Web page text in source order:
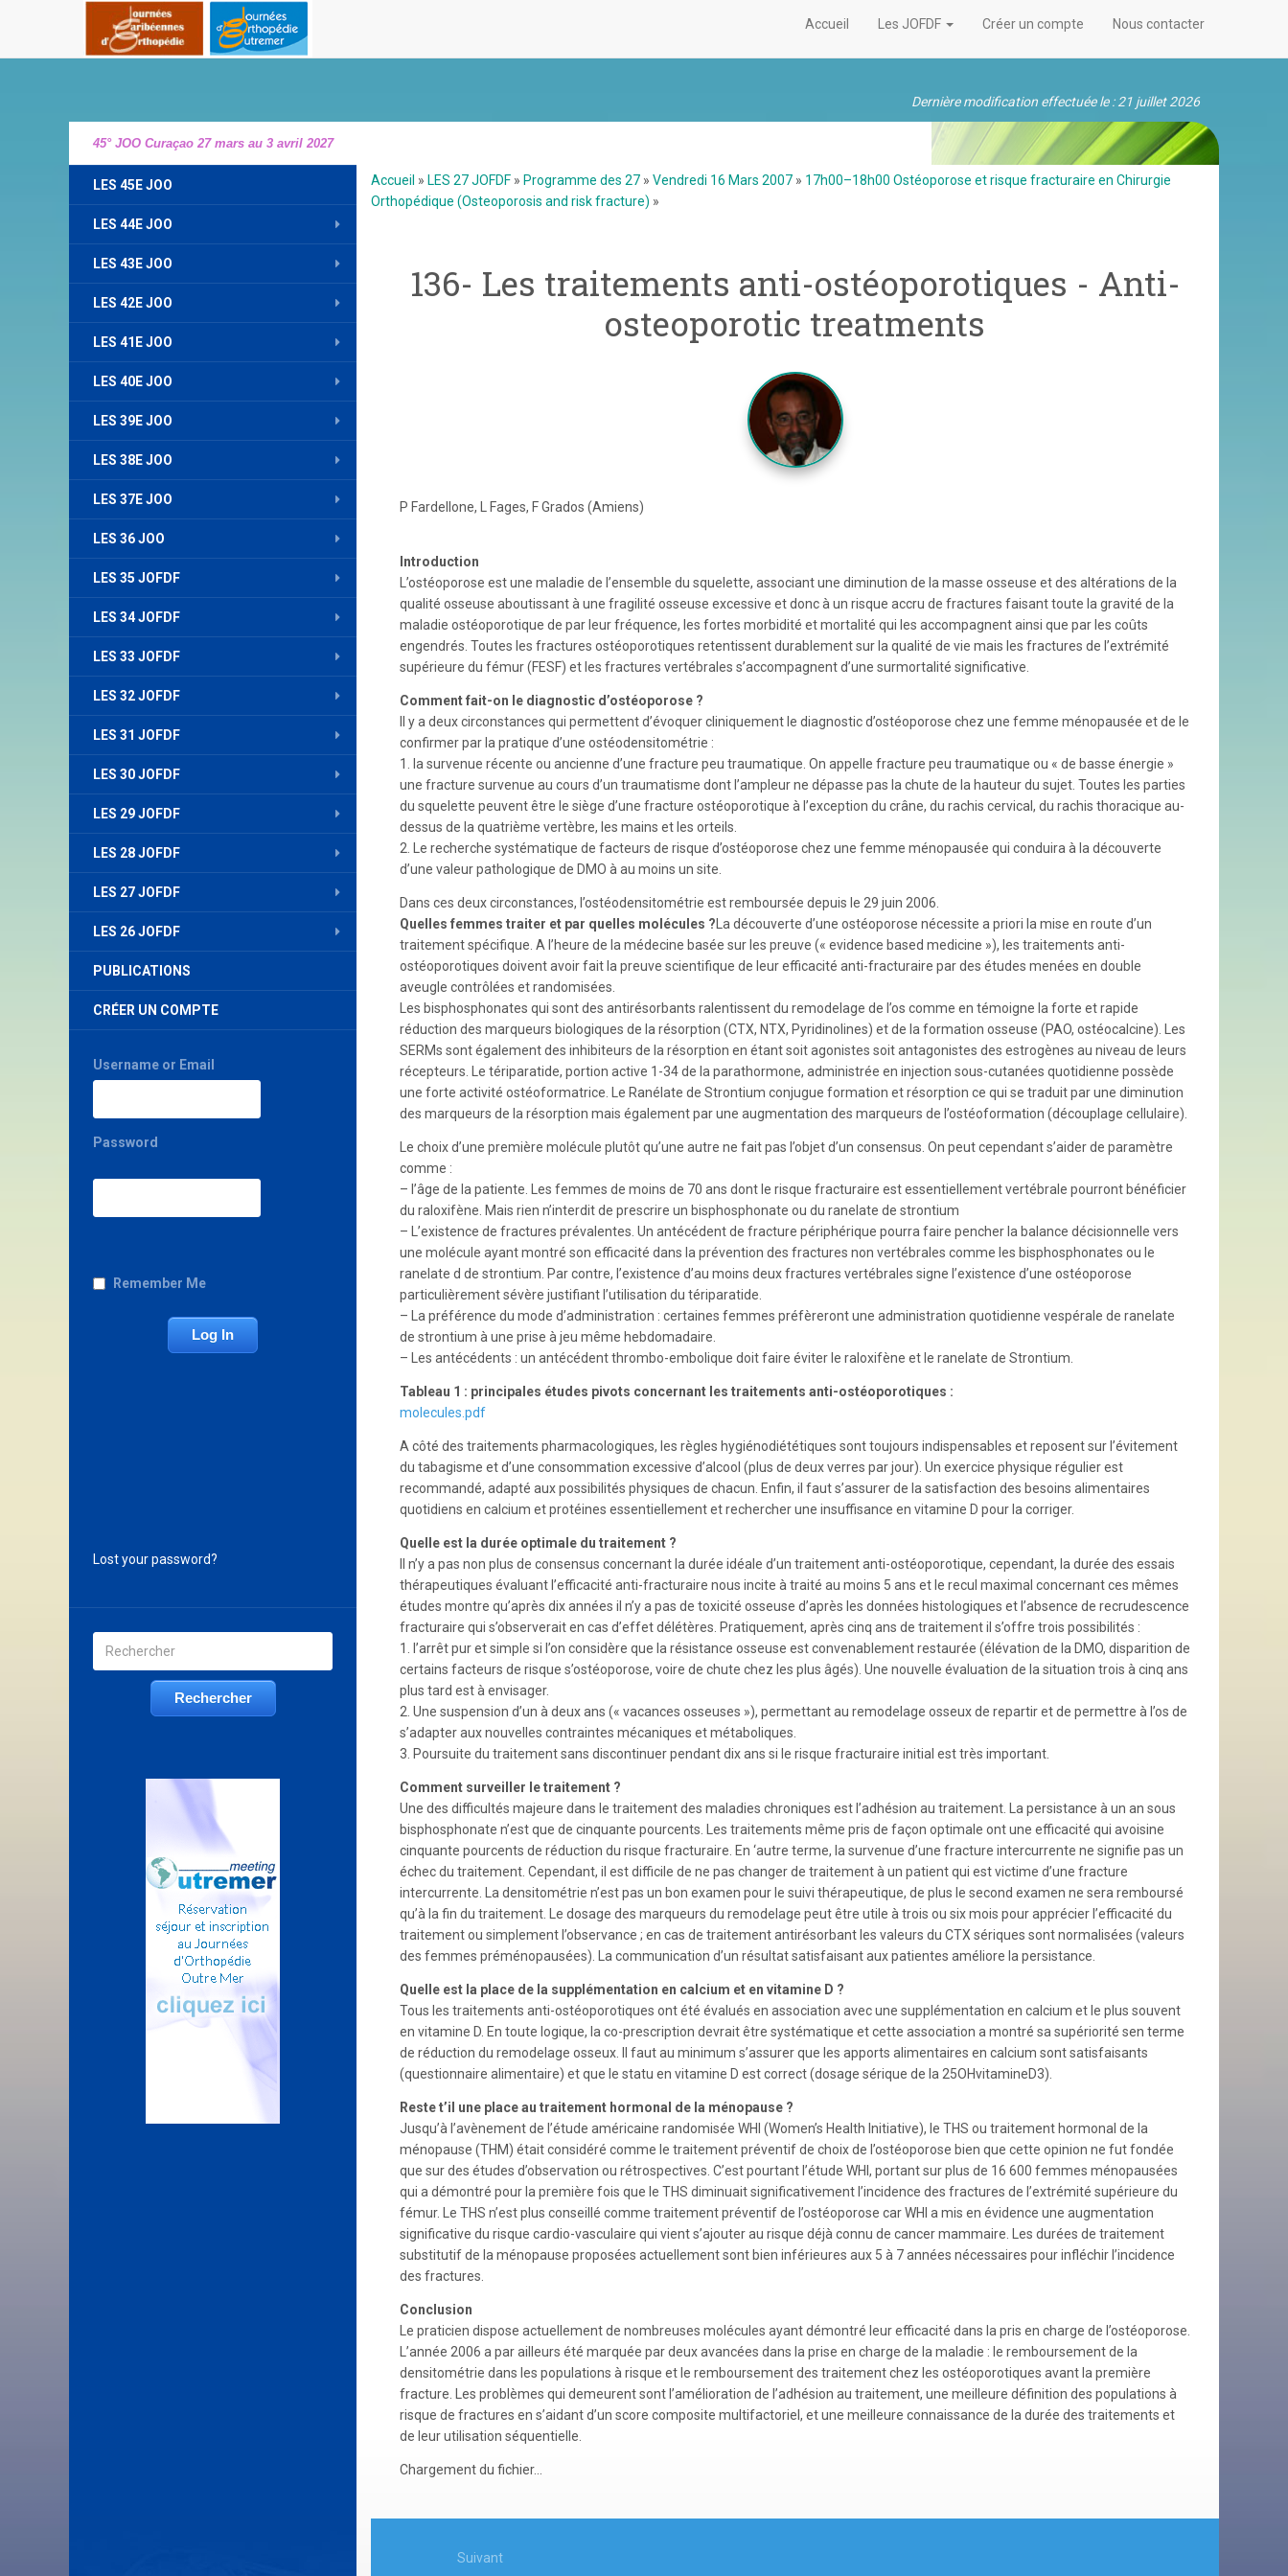
Dernière modification effectuée le : 21 juillet 2026
45° JOO Curaçao 27 mars au 3 avril 2027
Accueil Les JOFDF Créer un compte Nous contacter
LES 45E JOO
LES 44E JOO
LES 43E JOO
LES 42E JOO
LES 41E JOO
LES 40E JOO
LES 39E JOO
LES 38E JOO
LES 37E JOO
LES 36 JOO
LES 35 JOFDF
LES 34 JOFDF
LES 33 JOFDF
LES 32 JOFDF
LES 31 JOFDF
LES 30 JOFDF
LES 29 JOFDF
LES 28 JOFDF
LES 27 JOFDF
LES 26 JOFDF
PUBLICATIONS
CRÉER UN COMPTE
Username or Email
Password
Remember Me
Lost your password?
Accueil » LES 27 JOFDF » Programme des 27 » Vendredi 16 Mars 2007 » 17h00–18h00 Ostéoporose et risque fracturaire en Chirurgie
Orthopédique (Osteoporosis and risk fracture) »
136- Les traitements anti-ostéoporotiques - Anti-
osteoporotic treatments
P Fardellone, L Fages, F Grados (Amiens)
Introduction
L’ostéoporose est une maladie de l’ensemble du squelette, associant une diminution de la masse osseuse et des altérations de la
qualité osseuse aboutissant à une fragilité osseuse excessive et donc à un risque accru de fractures faisant toute la gravité de la
maladie ostéoporotique de par leur fréquence, les fortes morbidité et mortalité qui les accompagnent ainsi que par les coûts
engendrés. Toutes les fractures ostéoporotiques retentissent durablement sur la qualité de vie mais les fractures de l’extrémité
supérieure du fémur (FESF) et les fractures vertébrales s’accompagnent d’une surmortalité significative.
Comment fait-on le diagnostic d’ostéoporose ?
Il y a deux circonstances qui permettent d’évoquer cliniquement le diagnostic d’ostéoporose chez une femme ménopausée et de le
confirmer par la pratique d’une ostéodensitométrie :
1. la survenue récente ou ancienne d’une fracture peu traumatique. On appelle fracture peu traumatique ou « de basse énergie »
une fracture survenue au cours d’un traumatisme dont l’ampleur ne dépasse pas la chute de la hauteur du sujet. Toutes les parties
du squelette peuvent être le siège d’une fracture ostéoporotique à l’exception du crâne, du rachis cervical, du rachis thoracique au-
dessus de la quatrième vertèbre, les mains et les orteils.
2. Le recherche systématique de facteurs de risque d’ostéoporose chez une femme ménopausée qui conduira à la découverte
d’une valeur pathologique de DMO à au moins un site.
Dans ces deux circonstances, l’ostéodensitométrie est remboursée depuis le 29 juin 2006.
Quelles femmes traiter et par quelles molécules ? La découverte d’une ostéoporose nécessite a priori la mise en route d’un
traitement spécifique. A l’heure de la médecine basée sur les preuve (« evidence based medicine »), les traitements anti-
ostéoporotiques doivent avoir fait la preuve scientifique de leur efficacité anti-fracturaire par des études menées en double
aveugle contrôlées et randomisées.
Les bisphosphonates qui sont des antirésorbants ralentissent du remodelage de l’os comme en témoigne la forte et rapide
réduction des marqueurs biologiques de la résorption (CTX, NTX, Pyridinolines) et de la formation osseuse (PAO, ostéocalcine). Les
SERMs sont également des inhibiteurs de la résorption en étant soit agonistes soit antagonistes des estrogènes au niveau de leurs
récepteurs. Le tériparatide, portion active 1-34 de la parathormone, administrée en injection sous-cutanées quotidienne possède
une forte activité ostéoformatrice. Le Ranélate de Strontium conjugue formation et résorption ce qui se traduit par une diminution
des marqueurs de la résorption mais également par une augmentation des marqueurs de l’ostéoformation (découplage cellulaire).
Le choix d’une première molécule plutôt qu’une autre ne fait pas l’objet d’un consensus. On peut cependant s’aider de paramètre
comme :
– l’âge de la patiente. Les femmes de moins de 70 ans dont le risque fracturaire est essentiellement vertébrale pourront bénéficier
du raloxifène. Mais rien n’interdit de prescrire un bisphosphonate ou du ranelate de strontium
– L’existence de fractures prévalentes. Un antécédent de fracture périphérique pourra faire pencher la balance décisionnelle vers
une molécule ayant montré son efficacité dans la prévention des fractures non vertébrales comme les bisphosphonates ou le
ranelate d de strontium. Par contre, l’existence d’au moins deux fractures vertébrales signe l’existence d’une ostéoporose
particulièrement sévère justifiant l’utilisation du tériparatide.
– La préférence du mode d’administration : certaines femmes préfèreront une administration quotidienne vespérale de ranelate
de strontium à une prise à jeu même hebdomadaire.
– Les antécédents : un antécédent thrombo-embolique doit faire éviter le raloxifène et le ranelate de Strontium.
Tableau 1 : principales études pivots concernant les traitements anti-ostéoporotiques :
molecules.pdf
A côté des traitements pharmacologiques, les règles hygiénodiététiques sont toujours indispensables et reposent sur l’évitement
du tabagisme et d’une consommation excessive d’alcool (plus de deux verres par jour). Un exercice physique régulier est
recommandé, adapté aux possibilités physiques de chacun. Enfin, il faut s’assurer de la satisfaction des besoins alimentaires
quotidiens en calcium et protéines essentiellement et rechercher une insuffisance en vitamine D pour la corriger.
Quelle est la durée optimale du traitement ?
Il n’y a pas non plus de consensus concernant la durée idéale d’un traitement anti-ostéoporotique, cependant, la durée des essais
thérapeutiques évaluant l’efficacité anti-fracturaire nous incite à traité au moins 5 ans et le recul maximal concernant ces mêmes
études montre qu’après dix années il n’y a pas de toxicité osseuse d’après les données histologiques et l’absence de recrudescence
fracturaire qui s’observerait en cas d’effet délétères. Pratiquement, après cinq ans de traitement il s’offre trois possibilités :
1. l’arrêt pur et simple si l’on considère que la résistance osseuse est convenablement restaurée (élévation de la DMO, disparition de
certains facteurs de risque s’ostéoporose, voire de chute chez les plus âgés). Une nouvelle évaluation de la situation trois à cinq ans
plus tard est à envisager.
2. Une suspension d’un à deux ans (« vacances osseuses »), permettant au remodelage osseux de repartir et de permettre à l’os de
s’adapter aux nouvelles contraintes mécaniques et métaboliques.
3. Poursuite du traitement sans discontinuer pendant dix ans si le risque fracturaire initial est très important.
Comment surveiller le traitement ?
Une des difficultés majeure dans le traitement des maladies chroniques est l’adhésion au traitement. La persistance à un an sous
bisphosphonate n’est que de cinquante pourcents. Les traitements même pris de façon optimale ont une efficacité qui avoisine
cinquante pourcents de réduction du risque fracturaire. En ‘autre terme, la survenue d’une fracture intercurrente ne signifie pas un
échec du traitement. Cependant, il est difficile de ne pas changer de traitement à un patient qui est victime d’une fracture
intercurrente. La densitométrie n’est pas un bon examen pour le suivi thérapeutique, de plus le second examen ne sera remboursé
qu’à la fin du traitement. Le dosage des marqueurs du remodelage peut être utile à trois ou six mois pour apprécier l’efficacité du
traitement ou simplement l’observance ; en cas de traitement antirésorbant les valeurs du CTX sériques sont normalisées (valeurs
des femmes préménopausées). La communication d’un résultat satisfaisant aux patientes améliore la persistance.
Quelle est la place de la supplémentation en calcium et en vitamine D ?
Tous les traitements anti-ostéoporotiques ont été évalués en association avec une supplémentation en calcium et le plus souvent
en vitamine D. En toute logique, la co-prescription devrait être systématique et cette association a montré sa supériorité sen terme
de réduction du remodelage osseux. Il faut au minimum s’assurer que les apports alimentaires en calcium sont satisfaisants
(questionnaire alimentaire) et que le statu en vitamine D est correct (dosage sérique de la 25OHvitamineD3).
Reste t’il une place au traitement hormonal de la ménopause ?
Jusqu’à l’avènement de l’étude américaine randomisée WHI (Women’s Health Initiative), le THS ou traitement hormonal de la
ménopause (THM) était considéré comme le traitement préventif de choix de l’ostéoporose bien que cette opinion ne fut fondée
que sur des études d’observation ou rétrospectives. C’est pourtant l’étude WHI, portant sur plus de 16 600 femmes ménopausées
qui a démontré pour la première fois que le THS diminuait significativement l’incidence des fractures de l’extrémité supérieure du
fémur. Le THS n’est plus conseillé comme traitement préventif de l’ostéoporose car WHI a mis en évidence une augmentation
significative du risque cardio-vasculaire qui vient s’ajouter au risque déjà connu de cancer mammaire. Les durées de traitement
substitutif de la ménopause proposées actuellement sont bien inférieures aux 5 à 7 années nécessaires pour infléchir l’incidence
des fractures.
Conclusion
Le praticien dispose actuellement de nombreuses molécules ayant démontré leur efficacité dans la pris en charge de l’ostéoporose.
L’année 2006 a par ailleurs été marquée par deux avancées dans la prise en charge de la maladie : le remboursement de la
densitométrie dans les populations à risque et le remboursement des traitement chez les ostéoporotiques avant la première
fracture. Les problèmes qui demeurent sont l’amélioration de l’adhésion au traitement, une meilleure définition des populations à
risque de fractures en s’aidant d’un score composite multifactoriel, et une meilleure connaissance de la durée des traitements et
de leur utilisation séquentielle.
Chargement du fichier...
Suivant